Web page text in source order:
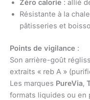
Zéro calorie : allié
Résistante à la
pâtisseries et
Points de vigilance :
Son arrière-goût
extraits « reb A »
Les marques PureVia,
formats liquides ou en